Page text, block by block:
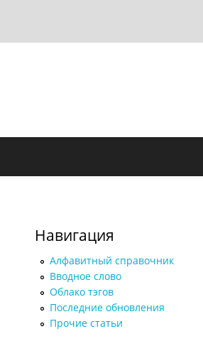
Навигация
Алфавитный справочник
Вводное слово
Облако тэгов
Последние обновления
Прочие статьи